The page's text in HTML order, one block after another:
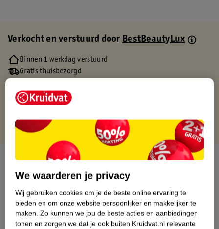
Verkocht en verstuurd doorBestBeautyLux
Binnen 1 werkdag verstuurd
Gratis thuisbezorgd
Gratis punten met je Kruidvat kaart
Over dit product
Productinformatie
Etiketinformatie
We waarderen je privacy
Wij gebruiken cookies om je de beste online ervaring te
bieden en om onze website persoonlijker en makkelijker te
maken. Zo kunnen we jou de beste acties en aanbiedingen
tonen en zorgen we dat je ook buiten Kruidvat.nl relevante